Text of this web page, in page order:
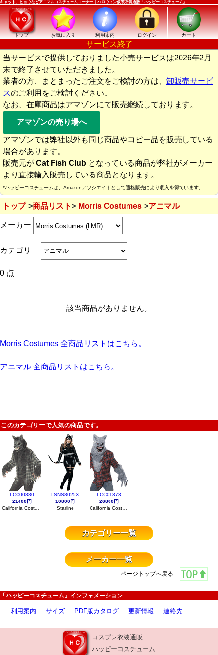
キャット、ヒョウなどアニマルコスチュームコーナー｜ハロウィン仮装衣装通販「ハッピーコスチューム」
トップ お気に入り 利用案内 ログイン カート
サービス終了
当サービスで提供しておりました小売サービスは2026年2月
末で終了させていただきました。
業者の方、まとまったご注文をご検討の方は、 卸販売サービ
スのご利用をご検討ください。
なお、在庫商品はアマゾンにて販売継続しております。
アマゾンの売り場へ
アマゾンでは弊社以外も同じ商品やコピー品を販売している
場合があります。
販売元が Cat Fish Club となっている商品が弊社がメーカー
より直接輸入販売している商品となります。
*ハッピーコスチュームは、Amazonアソシエイトとして適格販売により収入を得ています。
トップ 商品リスト Morris Costumes アニマル
メーカー
カテゴリー
0 点
該当商品がありません。
Morris Costumes 全商品リストはこちら。
アニマル 全商品リストはこちら。
このカテゴリーで人気の商品です。
LCC00880
21400円
California Costumes
LSNS8025X
10800円
Starline
LCC01373
26800円
California Costumes
カテゴリー一覧
メーカー一覧
ページトップへ戻る
「ハッピーコスチューム」インフォメーション
利用案内 サイズ PDF版カタログ 更新情報 連絡先
コスプレ衣装通販
ハッピーコスチューム